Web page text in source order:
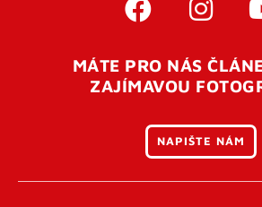
vaší e-mailovouadresu. Po
otevření tohoto odkazu se váš účet
přihlásit. Nezapomeňte zkontrolovat
MÁTE PRO NÁS
ZAJÍMAVOU
NAPIŠTE NÁM